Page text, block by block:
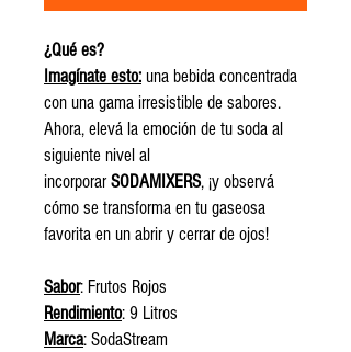
¿Qué es?
Imagínate esto: una bebida concentrada
con una gama irresistible de sabores.
Ahora, elevá la emoción de tu soda al
siguiente nivel al
incorporarSODAMIXERS, ¡y observá
cómo se transforma en tu gaseosa
favorita en un abrir y cerrar de ojos!
Sabor: Frutos Rojos
Rendimiento: 9 Litros
Marca: SodaStream